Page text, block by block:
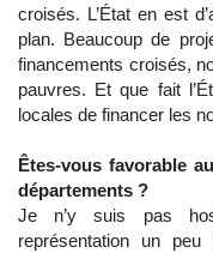
croisés. L’État en est
plan. Beaucoup de
financements croisés,
pauvres. Et que fait
locales de financer les
Êtes-vous favorable
départements ?
Je n’y suis pas
représentation un